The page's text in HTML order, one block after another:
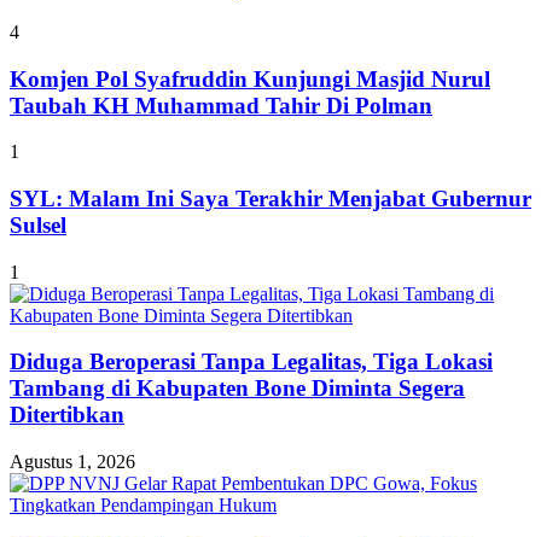
4
Komjen Pol Syafruddin Kunjungi Masjid Nurul
Taubah KH Muhammad Tahir Di Polman
1
SYL: Malam Ini Saya Terakhir Menjabat Gubernur
Sulsel
1
Diduga Beroperasi Tanpa Legalitas, Tiga Lokasi
Tambang di Kabupaten Bone Diminta Segera
Ditertibkan
Agustus 1, 2026